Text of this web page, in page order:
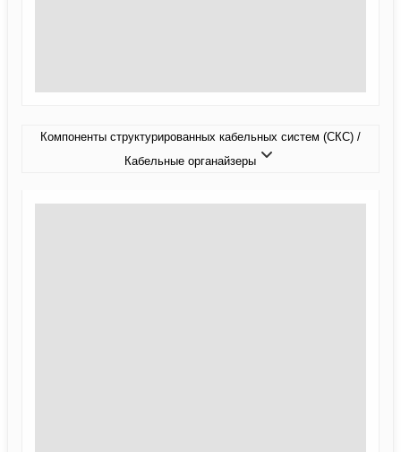
Компоненты структурированных кабельных систем (СКС) /
Кабельные органайзеры